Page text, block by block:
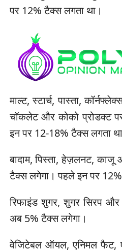
पर 12% टैक्स लगता था।
माल्ट, स्टार्च, पास्ता,
चॉकलेट और कोको प्रोडक्ट
इन पर 12-18% टैक्स लगता
बादाम, पिस्ता, हेज़लनट,
टैक्स लगेगा। पहले इन पर
रिफाइंड शुगर, शुगर सिरप और
अब 5% टैक्स लगेगा।
वेजिटेबल ऑयल, एनिमल फैट,